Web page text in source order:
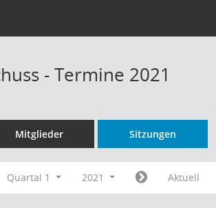
- Termine 2021
Mitglieder Sitzungen
Quartal 1 2021 Aktuell